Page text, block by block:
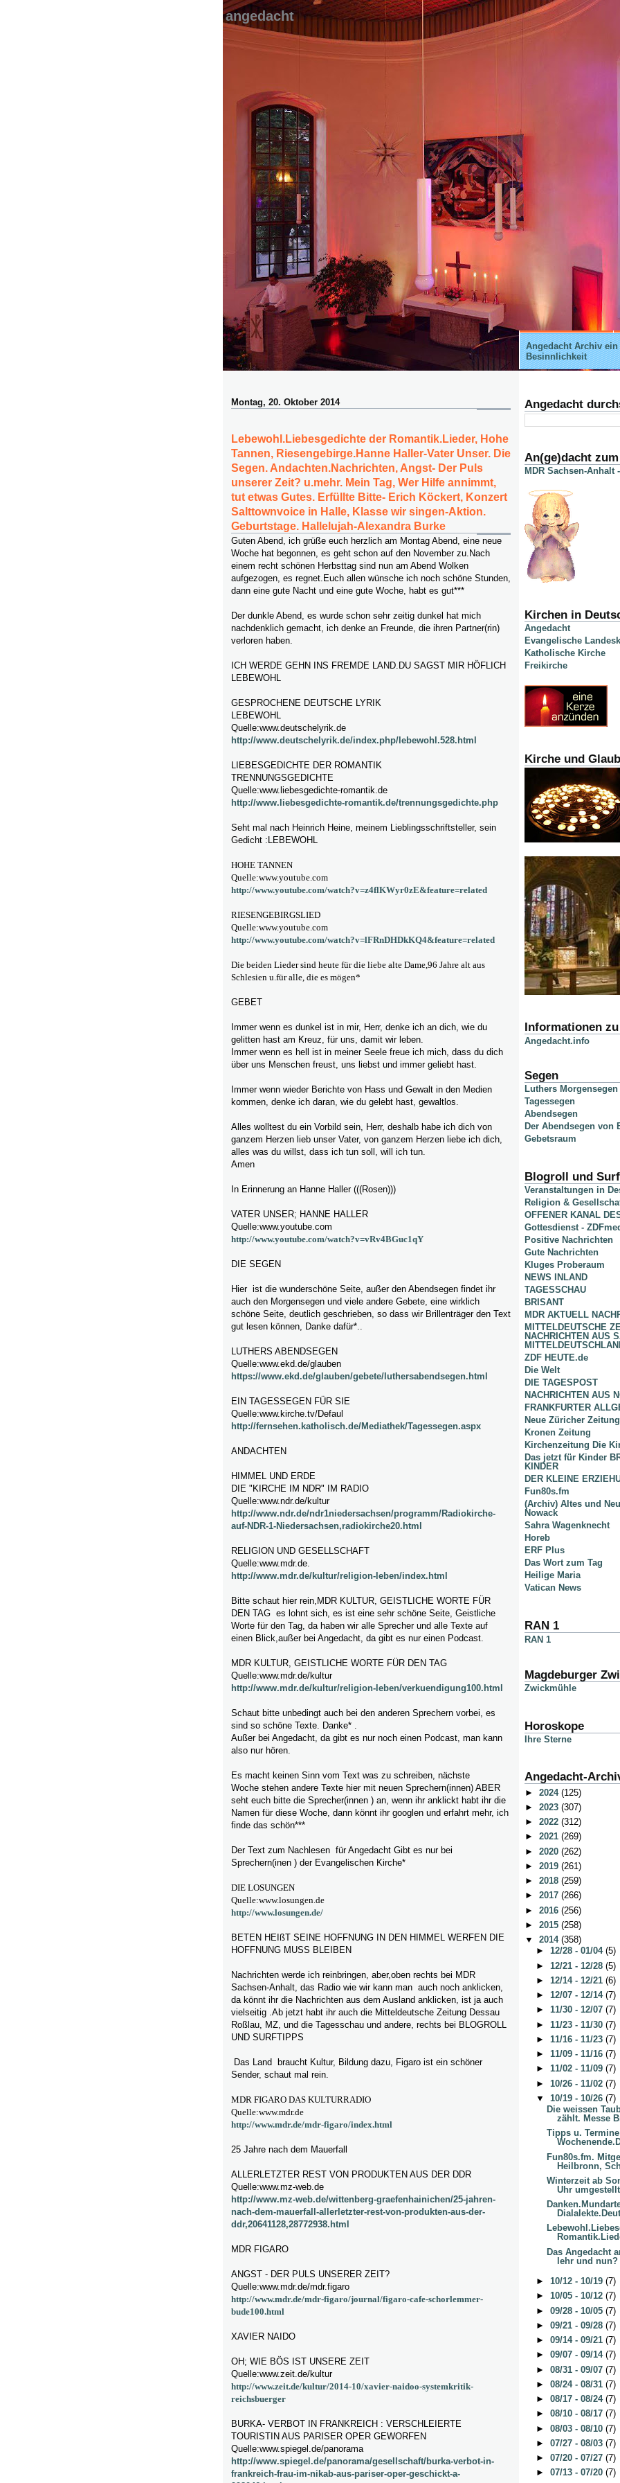
angedacht
Angedacht Archiv
Besinnlichkeit
Montag, 20. Oktober 2014
Lebewohl.Liebesgedichte der Romantik.Lieder, Hohe
Tannen, Riesengebirge.Hanne Haller-Vater Unser. Die
Segen. Andachten.Nachrichten, Angst- Der Puls
unserer Zeit? u.mehr. Mein Tag, Wer Hilfe annimmt,
tut etwas Gutes. Erfüllte Bitte- Erich Köckert, Konzert
Salttownvoice in Halle, Klasse wir singen-Aktion.
Geburtstage. Hallelujah-Alexandra Burke
Guten Abend, ich grüße euch herzlich am Montag Abend, eine neue
Woche hat begonnen, es geht schon auf den November zu.Nach
einem recht schönen Herbsttag sind nun am Abend Wolken
aufgezogen, es regnet.Euch allen wünsche ich noch schöne Stunden,
dann eine gute Nacht und eine gute Woche, habt es gut***
Der dunkle Abend, es wurde schon sehr zeitig dunkel hat mich
nachdenklich gemacht, ich denke an Freunde, die ihren Partner(rin)
verloren haben.
ICH WERDE GEHN INS FREMDE LAND.DU SAGST MIR HÖFLICH
LEBEWOHL
GESPROCHENE DEUTSCHE LYRIK
LEBEWOHL
Quelle:www.deutschelyrik.de
http://www.deutschelyrik.de/index.php/lebewohl.528.html
LIEBESGEDICHTE DER ROMANTIK
TRENNUNGSGEDICHTE
Quelle:www.liebesgedichte-romantik.de
http://www.liebesgedichte-romantik.de/trennungsgedichte.php
Seht mal nach Heinrich Heine, meinem Lieblingsschriftsteller, sein
Gedicht :LEBEWOHL
HOHE TANNEN
Quelle:www.youtube.com
http://www.youtube.com/watch?v=z4flKWyr0zE&feature=related
RIESENGEBIRGSLIED
Quelle:www.youtube.com
http://www.youtube.com/watch?v=lFRnDHDkKQ4&feature=related
Die beiden Lieder sind heute für die liebe alte Dame,96 Jahre alt aus
Schlesien u.für alle, die es mögen*
GEBET
Immer wenn es dunkel ist in mir, Herr, denke ich an dich, wie du
gelitten hast am Kreuz, für uns, damit wir leben.
Immer wenn es hell ist in meiner Seele freue ich mich, dass du dich
über uns Menschen freust, uns liebst und immer geliebt hast.
Immer wenn wieder Berichte von Hass und Gewalt in den Medien
kommen, denke ich daran, wie du gelebt hast, gewaltlos.
Alles wolltest du ein Vorbild sein, Herr, deshalb habe ich dich von
ganzem Herzen lieb unser Vater, von ganzem Herzen liebe ich dich,
alles was du willst, dass ich tun soll, will ich tun.
Amen
In Erinnerung an Hanne Haller (((Rosen)))
VATER UNSER; HANNE HALLER
Quelle:www.youtube.com
http://www.youtube.com/watch?v=vRv4BGuc1qY
DIE SEGEN
Hier ist die wunderschöne Seite, außer den Abendsegen findet ihr
auch den Morgensegen und viele andere Gebete, eine wirklich
schöne Seite, deutlich geschrieben, so dass wir Brillenträger den Text
gut lesen können, Danke dafür*..
LUTHERS ABENDSEGEN
Quelle:www.ekd.de/glauben
https://www.ekd.de/glauben/gebete/luthersabendsegen.html
EIN TAGESSEGEN FÜR SIE
Quelle:www.kirche.tv/Defaul
http://fernsehen.katholisch.de/Mediathek/Tagessegen.aspx
ANDACHTEN
HIMMEL UND ERDE
DIE "KIRCHE IM NDR" IM RADIO
Quelle:www.ndr.de/kultur
http://www.ndr.de/ndr1niedersachsen/programm/Radiokirche-
auf-NDR-1-Niedersachsen,radiokirche20.html
RELIGION UND GESELLSCHAFT
Quelle:www.mdr.de.
http://www.mdr.de/kultur/religion-leben/index.html
Bitte schaut hier rein,MDR KULTUR, GEISTLICHE WORTE FÜR
DEN TAG es lohnt sich, es ist eine sehr schöne Seite, Geistliche
Worte für den Tag, da haben wir alle Sprecher und alle Texte auf
einen Blick,außer bei Angedacht, da gibt es nur einen Podcast.
MDR KULTUR, GEISTLICHE WORTE FÜR DEN TAG
Quelle:www.mdr.de/kultur
http://www.mdr.de/kultur/religion-leben/verkuendigung100.html
Schaut bitte unbedingt auch bei den anderen Sprechern vorbei, es
sind so schöne Texte. Danke* .
Außer bei Angedacht, da gibt es nur noch einen Podcast, man kann
also nur hören.
Es macht keinen Sinn vom Text was zu schreiben, nächste
Woche stehen andere Texte hier mit neuen Sprechern(innen) ABER
seht euch bitte die Sprecher(innen ) an, wenn ihr anklickt habt ihr die
Namen für diese Woche, dann könnt ihr googlen und erfahrt mehr, ich
finde das schön***
Der Text zum Nachlesen für Angedacht Gibt es nur bei
Sprechern(inen ) der Evangelischen Kirche*
DIE LOSUNGEN
Quelle:www.losungen.de
http://www.losungen.de/
BETEN HEIßT SEINE HOFFNUNG IN DEN HIMMEL WERFEN DIE
HOFFNUNG MUSS BLEIBEN
Nachrichten werde ich reinbringen, aber,oben rechts bei MDR
Sachsen-Anhalt, das Radio wie wir kann man auch noch anklicken,
da könnt ihr die Nachrichten aus dem Ausland anklicken, ist ja auch
vielseitig .Ab jetzt habt ihr auch die Mitteldeutsche Zeitung Dessau
Roßlau, MZ, und die Tagesschau und andere, rechts bei BLOGROLL
UND SURFTIPPS
Das Land braucht Kultur, Bildung dazu, Figaro ist ein schöner
Sender, schaut mal rein.
MDR FIGARO DAS KULTURRADIO
Quelle:www.mdr.de
http://www.mdr.de/mdr-figaro/index.html
25 Jahre nach dem Mauerfall
ALLERLETZTER REST VON PRODUKTEN AUS DER DDR
Quelle:www.mz-web.de
http://www.mz-web.de/wittenberg-graefenhainichen/25-jahren-
nach-dem-mauerfall-allerletzter-rest-von-produkten-aus-der-
ddr,20641128,28772938.html
MDR FIGARO
ANGST - DER PULS UNSERER ZEIT?
Quelle:www.mdr.de/mdr.figaro
http://www.mdr.de/mdr-figaro/journal/figaro-cafe-schorlemmer-
bude100.html
XAVIER NAIDO
OH; WIE BÖS IST UNSERE ZEIT
Quelle:www.zeit.de/kultur
http://www.zeit.de/kultur/2014-10/xavier-naidoo-systemkritik-
reichsbuerger
BURKA- VERBOT IN FRANKREICH : VERSCHLEIERTE
TOURISTIN AUS PARISER OPER GEWORFEN
Quelle:www.spiegel.de/panorama
http://www.spiegel.de/panorama/gesellschaft/burka-verbot-in-
frankreich-frau-im-nikab-aus-pariser-oper-geschickt-a-
Angedacht
An(ge)dacht
MDR Sachsen-Anhalt
Kirchen in
Angedacht
Evangelische
Katholische Kirche
Freikirche
Kirche und
Informationen
Angedacht.info
Segen
Luthers Morgensegen
Tagessegen
Abendsegen
Der Abendsegen von
Gebetsraum
Blogroll und
Veranstaltungen in
Religion &
OFFENER KANAL
Gottesdienst -
Positive Nachrichten
Gute Nachrichten
Kluges Proberaum
NEWS INLAND
TAGESSCHAU
BRISANT
MDR AKTUELL
MITTELDEUTSCHE
NACHRICHTEN AUS
ZDF HEUTE.de
Die Welt
DIE TAGESPOST
NACHRICHTEN AUS
FRANKFURTER
Neue Züricher Zeitung
Kronen Zeitung
Kirchenzeitung Die
Das jetzt für Kinder
KINDER
DER KLEINE
Fun80s.fm
(Archiv) Altes und
Nowack
Sahra Wagenknecht
Horeb
ERF Plus
Das Wort zum Tag
Heilige Maria
Vatican News
RAN 1
RAN 1
Magdeburger
Zwickmühle
Horoskope
Ihre Sterne
Angedacht-
► 2024 (125)
► 2023 (307)
► 2022 (312)
► 2021 (269)
► 2020 (262)
► 2019 (261)
► 2018 (259)
► 2017 (266)
► 2016 (256)
► 2015 (258)
▼ 2014 (358)
► 12/28 - 01/04 (5)
► 12/21 - 12/28 (5)
► 12/14 - 12/21 (6)
► 12/07 - 12/14 (7)
► 11/30 - 12/07 (7)
► 11/23 - 11/30 (7)
► 11/16 - 11/23 (7)
► 11/09 - 11/16 (7)
► 11/02 - 11/09 (7)
► 10/26 - 11/02 (7)
▼ 10/19 - 10/26 (7)
Die weissen
zählt. Messe
Tipps u.
Fun80s.fm.
Heilbronn,
Winterzeit ab
Uhr
Das Angedacht
lehr und nun?
► 10/12 - 10/19 (7)
► 10/05 - 10/12 (7)
► 09/28 - 10/05 (7)
► 09/21 - 09/28 (7)
► 09/14 - 09/21 (7)
► 09/07 - 09/14 (7)
► 08/31 - 09/07 (7)
► 08/24 - 08/31 (7)
► 08/17 - 08/24 (7)
► 08/10 - 08/17 (7)
► 08/03 - 08/10 (7)
► 07/27 - 08/03 (7)
► 07/20 - 07/27 (7)
► 07/13 - 07/20 (7)